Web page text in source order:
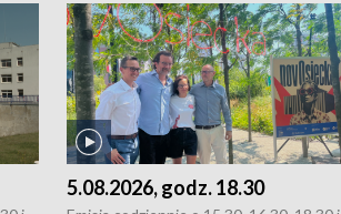
5.08.2026, godz. 18.30